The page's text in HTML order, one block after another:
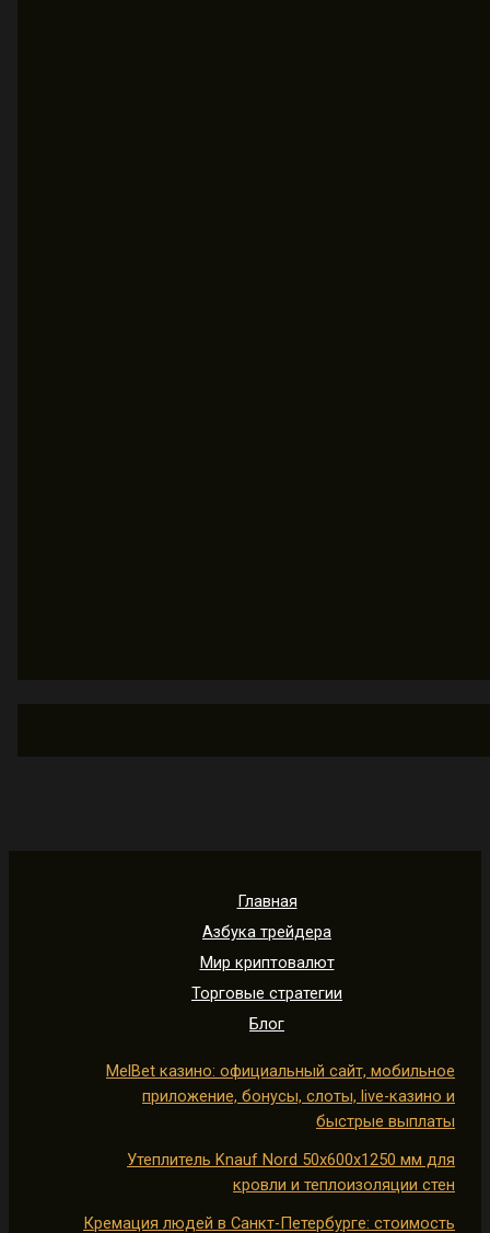
Главная
Азбука трейдера
Мир криптовалют
Торговые стратегии
Блог
MelBet казино: официальный сайт, мобильное
приложение, бонусы, слоты, live-казино и
быстрые выплаты
Утеплитель Knauf Nord 50х600х1250 мм для
кровли и теплоизоляции стен
Кремация людей в Санкт-Петербурге: стоимость